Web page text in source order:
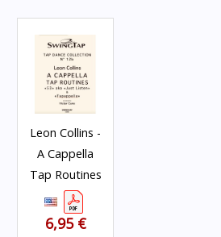
Leon Collins -
A Cappella
Tap Routines
6,95 €